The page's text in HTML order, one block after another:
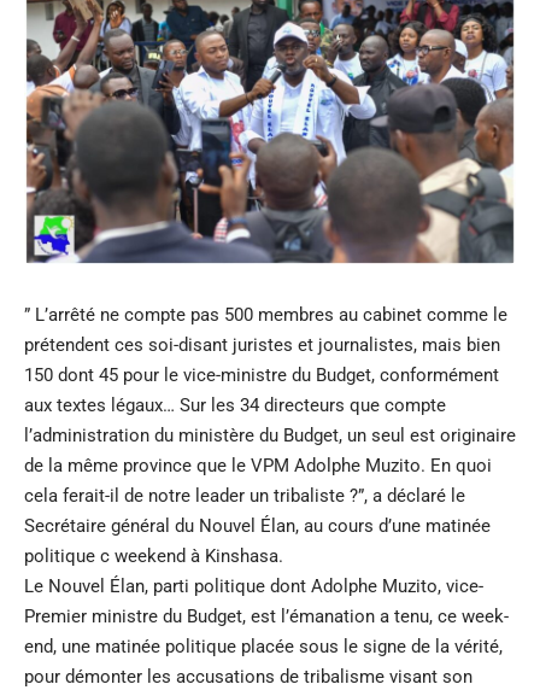
” L’arrêté ne compte pas 500 membres au cabinet comme le
prétendent ces soi-disant juristes et journalistes, mais bien
150 dont 45 pour le vice-ministre du Budget, conformément
aux textes légaux… Sur les 34 directeurs que compte
l’administration du ministère du Budget, un seul est originaire
de la même province que le VPM Adolphe Muzito. En quoi
cela ferait-il de notre leader un tribaliste ?”, a déclaré le
Secrétaire général du Nouvel Élan, au cours d’une matinée
politique c weekend à Kinshasa.
Le Nouvel Élan, parti politique dont Adolphe Muzito, vice-
Premier ministre du Budget, est l’émanation a tenu, ce week-
end, une matinée politique placée sous le signe de la vérité,
pour démonter les accusations de tribalisme visant son